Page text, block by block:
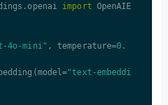
import OpenAIE
4o-mini" , temperature=0.
"text-embeddi